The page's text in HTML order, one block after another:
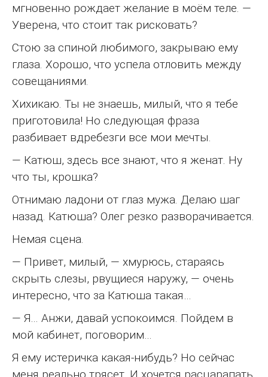
мгновенно рождает желание в моём теле. —
Уверена, что стоит так рисковать?
Стою за спиной любимого, закрываю ему
глаза. Хорошо, что успела отловить между
совещаниями.
Хихикаю. Ты не знаешь, милый, что я тебе
приготовила! Но следующая фраза
разбивает вдребезги все мои мечты.
— Катюш, здесь все знают, что я женат. Ну
что ты, крошка?
Отнимаю ладони от глаз мужа. Делаю шаг
назад. Катюша? Олег резко разворачивается.
Немая сцена.
— Привет, милый, — хмурюсь, стараясь
скрыть слезы, рвущиеся наружу, — очень
интересно, что за Катюша такая…
— Я… Анжи, давай успокоимся. Пойдем в
мой кабинет, поговорим…
Я ему истеричка какая-нибудь? Но сейчас
меня реально трясет. И хочется расцарапать